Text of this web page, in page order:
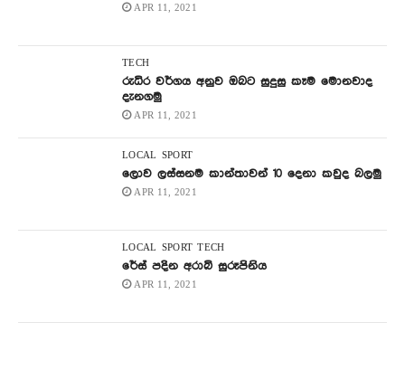
APR 11, 2021
TECH
රුධිර වර්ගය අනුව ඔබට සුදුසු කෑම මොනවාද
දැනගමු
APR 11, 2021
LOCAL SPORT
ලොව ලස්සනම කාන්තාවන් 10 දෙනා කවුද බලමු
APR 11, 2021
LOCAL SPORT TECH
රේස් පදින අරාබි සුරූපිනිය
APR 11, 2021